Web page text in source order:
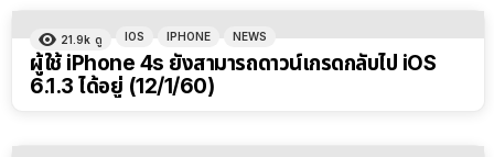
21.9k ดู IOS IPHONE NEWS
ผู้ใช้ iPhone 4s ยังสามารถดาวน์เกรดกลับไป iOS
6.1.3 ได้อยู่ (12/1/60)